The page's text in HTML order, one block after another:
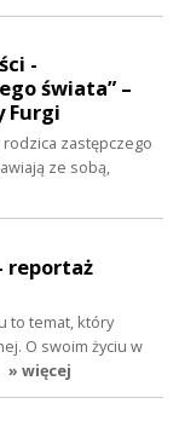
-
świata” –
Furgi
zastępczego
ze sobą,
reportaż
to temat, który
O swoim życiu w
» więcej